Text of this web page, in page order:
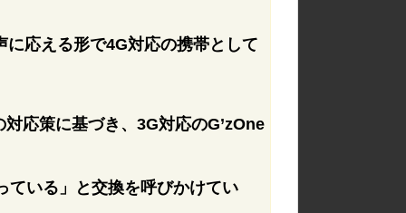
応える形で4G対応の携帯として
応策に基づき、3G対応のG’zOne
ている」と交換を呼びかけてい